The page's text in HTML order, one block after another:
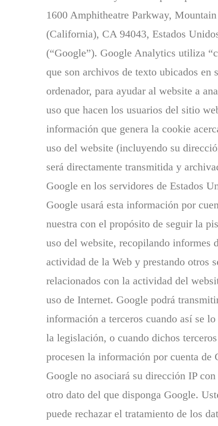
1600 Amphitheatre Parkway,
(California), CA 94043, Estados
(“Google”). Google Analytics utiliza
que son archivos de texto ubicados en
ordenador, para ayudar al website a
uso que hacen los usuarios del sitio
información que genera la cookie
uso del website (incluyendo su
será directamente transmitida y
Google en los servidores de Estados
Google usará esta información por
nuestra con el propósito de seguir la
uso del website, recopilando informes
actividad de la Web y prestando otros
relacionados con la actividad del
uso de Internet. Google podrá
información a terceros cuando así se
la legislación, o cuando dichos terceros
procesen la información por cuenta de
Google no asociará su dirección IP
otro dato del que disponga Google.
puede rechazar el tratamiento de los